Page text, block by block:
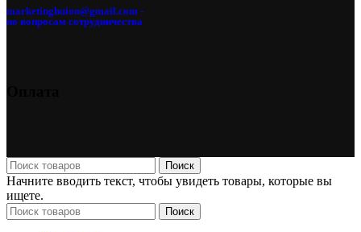
marketinghuion@gmail.com -
по вопросам сотрудничества
Поиск
Начните вводить текст, чтобы увидеть товары, которые вы
ищете.
Поиск